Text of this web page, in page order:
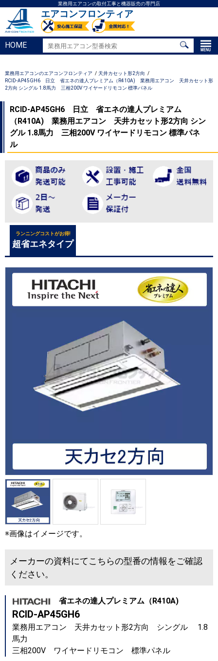
業務用エアコンの取付工事と機器販売の専門店
エアコンフロンティア
HOME
業務用エアコンのエアコンフロンティア
天井カセット形2方向
RCID-AP45GH6 日立 省エネの達人プレミアム（R410A) 業務用エアコン 天井カセット形
2方向 シングル 1.8馬力 三相200V ワイヤードリモコン 標準パネル
RCID-AP45GH6 日立 省エネの達人プレミアム
（R410A) 業務用エアコン 天井カセット形2方向 シン
グル 1.8馬力 三相200V ワイヤードリモコン 標準パネ
ル
ランニングコストがお得!
超省エネタイプ
※画像はイメージです。
メーカーの資料にてこちらの型番の情報をご確認
ください。
省エネの達人プレミアム（R410A)
RCID-AP45GH6
業務用エアコン 天井カセット形2方向 シングル 1.8
馬力
三相200V ワイヤードリモコン 標準パネル